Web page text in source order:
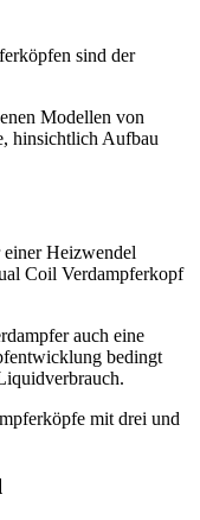
sind der
Modellen von
hinsichtlich Aufbau
Heizwendel
Coil Verdampferkopf
auch eine
bedingt
mit drei und